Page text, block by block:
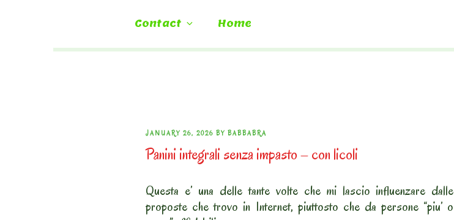
Contact Home
POSTED
ON
JANUARY 26, 2026 BY BABBABRA
Panini integrali senza impasto – con licoli
Questa e’ una delle tante volte che mi lascio influenzare dalle
proposte che trovo in Internet, piuttosto che da persone “piu’ o